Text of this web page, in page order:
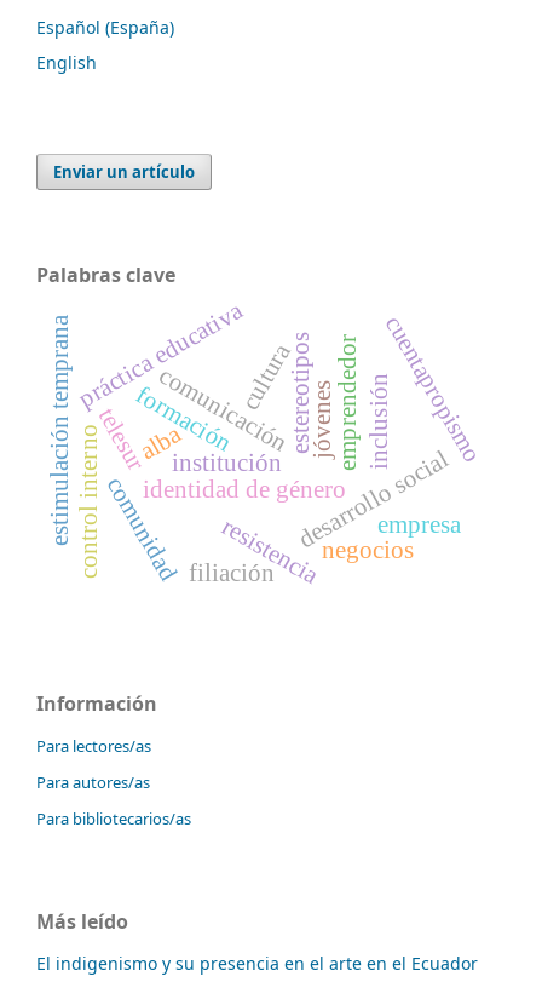
Español (España)
English
Enviar un artículo
Palabras clave
identidad de género
comunicaciónestereotipos
cultura inclusión
jóvenes
desarrollo social
comunidad
práctica educativa
resistencia
institución
estimulación temprana cuentapropismo
emprendedor
negocios
formación
empresa
alba
telesur
filiación
control interno
Información
Para lectores/as
Para autores/as
Para bibliotecarios/as
Más leído
El indigenismo y su presencia en el arte en el Ecuador